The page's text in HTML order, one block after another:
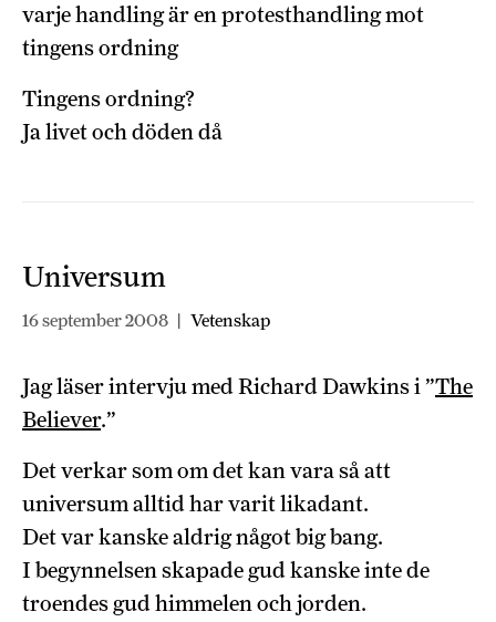
varje handling är en protesthandling mot
tingens ordning
Tingens ordning?
Ja livet och döden då
Universum
16 september 2008 | Vetenskap
Jag läser intervju med Richard Dawkins i ”The
Believer.”
Det verkar som om det kan vara så att
universum alltid har varit likadant.
Det var kanske aldrig något big bang.
I begynnelsen skapade gud kanske inte de
troendes gud himmelen och jorden.